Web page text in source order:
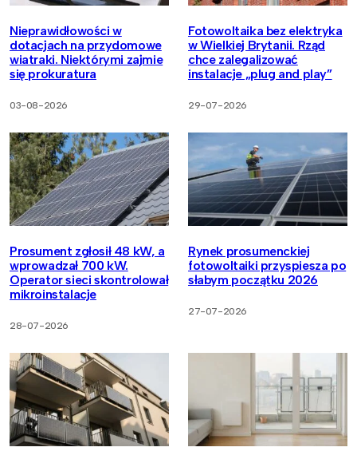
Nieprawidłowości w
dotacjach na przydomowe
wiatraki. Niektórymi zajmie
się prokuratura
03-08-2026
Fotowoltaika bez elektryka
w Wielkiej Brytanii. Rząd
chce zalegalizować
instalacje „plug and play”
29-07-2026
Prosument zgłosił 48 kW, a
wprowadzał 700 kW.
Operator sieci skontrolował
mikroinstalacje
28-07-2026
Rynek prosumenckiej
fotowoltaiki przyspiesza po
słabym początku 2026
27-07-2026